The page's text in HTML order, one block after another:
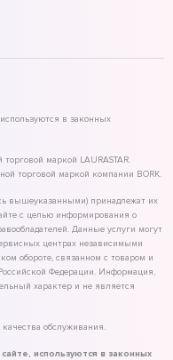
в законных
маркой LAURASTAR.
торговой маркой компании BORK.
вышеуказанными) принадлежат их
с целью информирования о
Данные услуги могут
центрах независимыми
обороте, связанном с товаром и
Федерации. Информация,
характер и не является
обслуживания.
используются в законных